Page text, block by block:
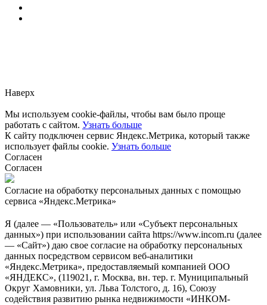
Наверх
Мы используем cookie-файлы, чтобы вам было проще
работать с сайтом. Узнать больше
К сайту подключен сервис Яндекс.Метрика, который также
использует файлы cookie. Узнать больше
Согласен
Согласен
Согласие на обработку персональных данных с помощью
сервиса «Яндекс.Метрика»
Я (далее — «Пользователь» или «Субъект персональных
данных») при использовании сайта https://www.incom.ru (далее
— «Сайт») даю свое согласие на обработку персональных
данных посредством сервисом веб-аналитики
«Яндекс.Метрика», предоставляемый компанией ООО
«ЯНДЕКС», (119021, г. Москва, вн. тер. г. Муниципальный
Округ Хамовники, ул. Льва Толстого, д. 16), Союзу
содействия развитию рынка недвижимости «ИНКОМ-